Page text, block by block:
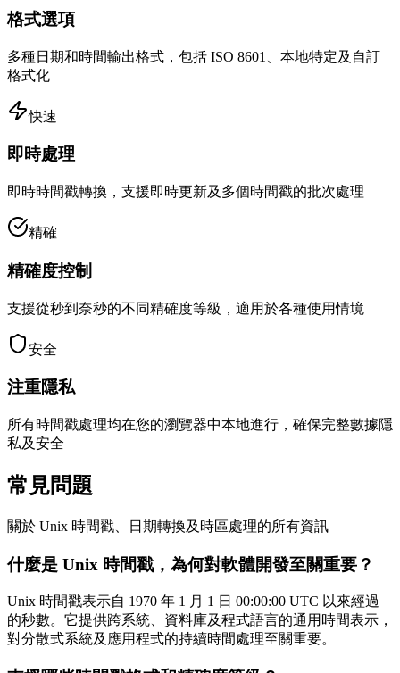
格式選項
多種日期和時間輸出格式，包括 ISO 8601、本地特定及自訂
格式化
快速
即時處理
即時時間戳轉換，支援即時更新及多個時間戳的批次處理
精確
精確度控制
支援從秒到奈秒的不同精確度等級，適用於各種使用情境
安全
注重隱私
所有時間戳處理均在您的瀏覽器中本地進行，確保完整數據隱
私及安全
常見問題
關於 Unix 時間戳、日期轉換及時區處理的所有資訊
什麼是 Unix 時間戳，為何對軟體開發至關重要？
Unix 時間戳表示自 1970 年 1 月 1 日 00:00:00 UTC 以來經過
的秒數。它提供跨系統、資料庫及程式語言的通用時間表示，
對分散式系統及應用程式的持續時間處理至關重要。